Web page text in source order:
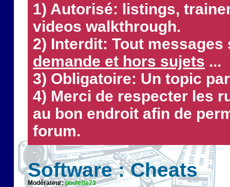
1) Autorisé: listings,
videos walkthrough.
2) Interdit: Tout
demande et hors sujets ...
3) Obligatoire: Un topic
4) Merci de respecter les
au bon endroit afin de
forum.
Software : Cheats
Modérateur:poulette73